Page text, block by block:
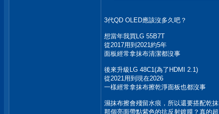
3代QD OLED應該沒多久吧？
想當年我買LG 55B7T
從2017用到2021約5年
面板經常拿抹布清潔都沒事
後來升級LG 48C1(為了HDMI 2.1)
從2021用到現在2026
一樣經常拿抹布擦乾淨面板也都沒事
濕抹布擦會殘留水痕，所以還要搭配乾
那個亮面帶點紫色的抗反射鍍膜？真的